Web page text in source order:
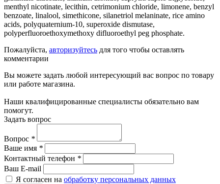
menthyl nicotinate, lecithin, cetrimonium chloride, limonene, benzyl
benzoate, linalool, simethicone, silanetriol melaninate, rice amino
acids, polyquaternium-10, superoxide dismutase,
polyperfluoroethoxymethoxy difluoroethyl peg phosphate.
Пожалуйста, авторизуйтесь для того чтобы оставлять
комментарии
Вы можете задать любой интересующий вас вопрос по товару
или работе магазина.
Наши квалифицированные специалисты обязательно вам
помогут.
Задать вопрос
Вопрос *
Ваше имя *
Контактный телефон *
Ваш E-mail
Я согласен на обработку персональных данных